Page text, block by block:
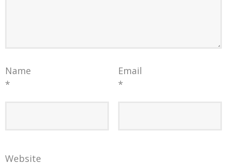
Name
*
Email
*
Website